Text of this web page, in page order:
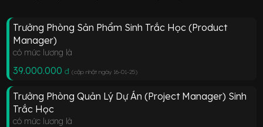
Trưởng Phòng Sản Phẩm Sinh Trắc Học (Product
Manager)
có mức lương là
39.000.000 đ (cập nhật ngày 16-01-25)
Trưởng Phòng Quản Lý Dự Án (Project Manager) Sinh
Trắc Học
có mức lương là